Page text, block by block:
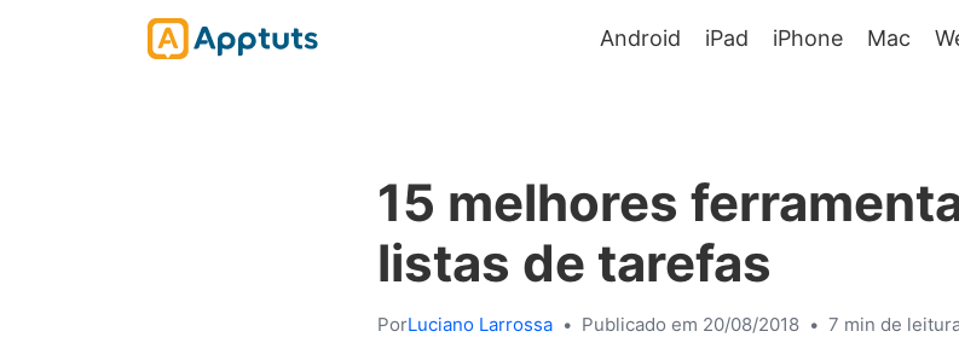
Android iPad iPhone Mac
15 melhores
listas de tarefas
PorLuciano Larrossa • Publicado em 20/08/2018 • 7 min de